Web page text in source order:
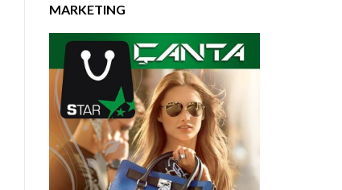
MARKETING